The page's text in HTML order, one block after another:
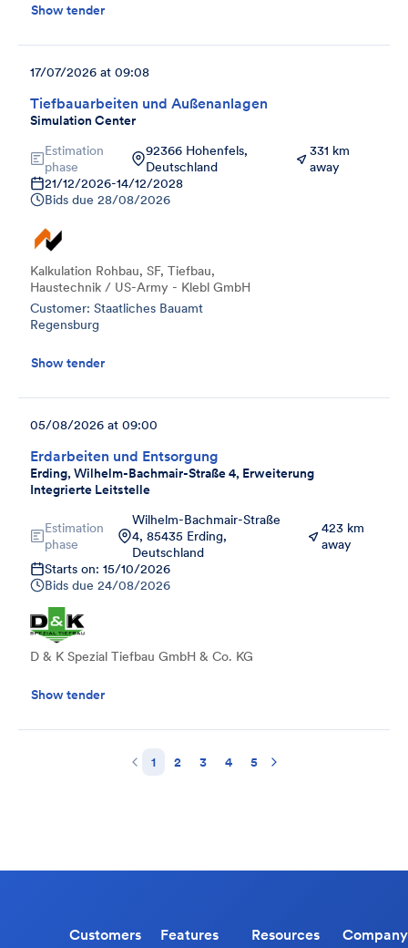
Show tender
Tiefbauarbeiten und Außenanlagen
Simulation Center
17/07/2026 at 09:08
Estimation
phase
92366 Hohenfels,
Deutschland
331 km
away
21/12/2026-14/12/2028
Bids due 28/08/2026
Kalkulation Rohbau, SF, Tiefbau,
Haustechnik / US-Army - Klebl GmbH
Customer: Staatliches Bauamt
Regensburg
Show tender
Erdarbeiten und Entsorgung
Erding, Wilhelm-Bachmair-Straße 4, Erweiterung
Integrierte Leitstelle
05/08/2026 at 09:00
Estimation
phase
Wilhelm-Bachmair-Straße
4, 85435 Erding,
Deutschland
423 km
away
Starts on: 15/10/2026
Bids due 24/08/2026
D & K Spezial Tiefbau GmbH & Co. KG
Show tender
1 2 3 4 5
Customers Features Resources Company